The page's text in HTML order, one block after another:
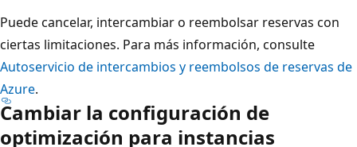
Puede cancelar, intercambiar o reembolsar reservas con
ciertas limitaciones. Para más información, consulte
Autoservicio de intercambios y reembolsos de reservas de
Azure.
Cambiar la configuración de
optimización para instancias